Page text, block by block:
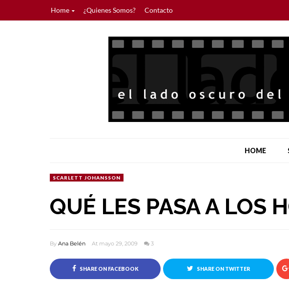
Home ¿Quienes Somos? Contacto
HOME
SCARLETT JOHANSSON
QUÉ LES PASA A LOS
By Ana Belén At mayo 29, 2009 3
SHARE ON FACEBOOK SHARE ON TWITTER